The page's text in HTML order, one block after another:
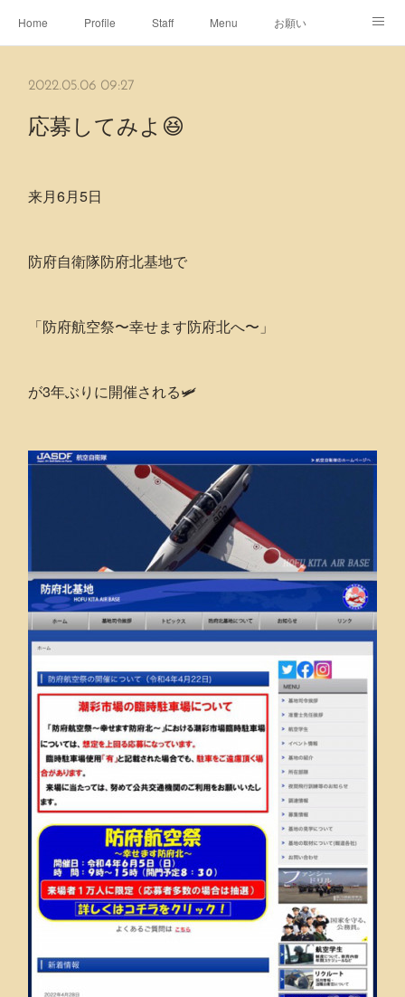
Home Profile Staff Menu お願い
2022.05.06 09:27
応募してみよ😆
来月6月5日
防府自衛隊防府北基地で
「防府航空祭〜幸せます防府北へ〜」
が3年ぶりに開催される🛩